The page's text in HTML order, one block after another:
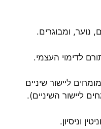
נוער, ומבוגרים.
לדימוי העצמי.
ליישור שיניים
ליישור השיניים).
וניסיון.